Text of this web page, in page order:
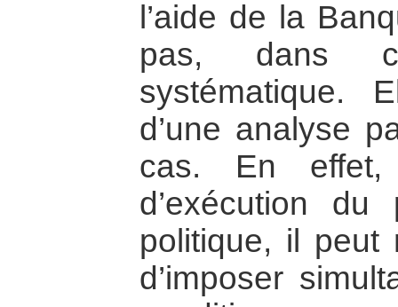
l’aide de la
pas, dans
systématique.
d’une analyse
cas. En
d’exécution
politique, il peut
d’imposer